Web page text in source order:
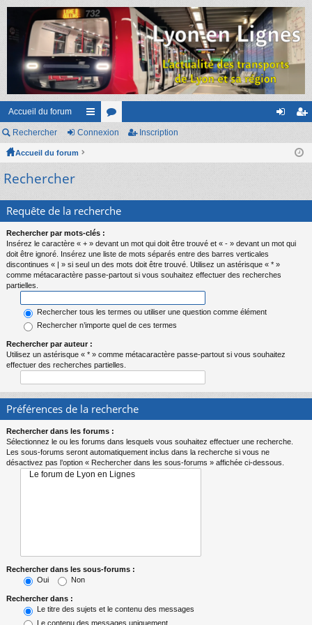
Accueil du forum
ac
s
or
cri
Rechercher Connexion Inscription
Accueil du forum
Rechercher
Requête de la recherche
Rechercher par mots-clés :
Insérez le caractère « + » devant un mot qui doit être trouvé et « - » devant un mot qui
doit être ignoré. Insérez une liste de mots séparés entre des barres verticales
discontinues « | » si seul un des mots doit être trouvé. Utilisez un astérisque « * »
comme métacaractère passe-partout si vous souhaitez effectuer des recherches
partielles.
Rechercher tous les termes ou utiliser une question comme élément
Rechercher n’importe quel de ces termes
Rechercher par auteur :
Utilisez un astérisque « * » comme métacaractère passe-partout si vous souhaitez
effectuer des recherches partielles.
Préférences de la recherche
Rechercher dans les forums :
Sélectionnez le ou les forums dans lesquels vous souhaitez effectuer une recherche.
Les sous-forums seront automatiquement inclus dans la recherche si vous ne
désactivez pas l’option « Rechercher dans les sous-forums » affichée ci-dessous.
Rechercher dans les sous-forums :
Oui
Non
Rechercher dans :
Le titre des sujets et le contenu des messages
Le contenu des messages uniquement